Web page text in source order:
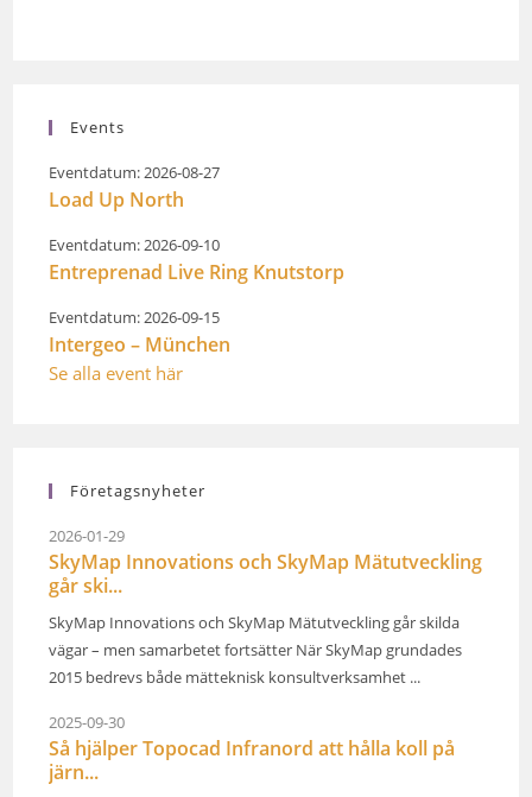
Events
Eventdatum: 2026-08-27
Load Up North
Eventdatum: 2026-09-10
Entreprenad Live Ring Knutstorp
Eventdatum: 2026-09-15
Intergeo – München
Se alla event här
Företagsnyheter
2026-01-29
SkyMap Innovations och SkyMap Mätutveckling
går ski...
SkyMap Innovations och SkyMap Mätutveckling går skilda
vägar – men samarbetet fortsätter När SkyMap grundades
2015 bedrevs både mätteknisk konsultverksamhet ...
2025-09-30
Så hjälper Topocad Infranord att hålla koll på
järn...